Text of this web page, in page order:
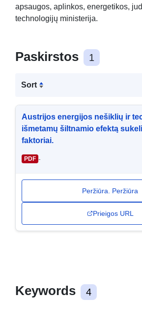
apsaugos, aplinkos, energetikos,
technologijų ministerija.
Paskirstos 1
Sort
Austrijos energijos nešiklių ir
išmetamų šiltnamio efektą
faktoriai.
PDF -
Peržiūra. Peržiūra
Prieigos URL
Keywords 4